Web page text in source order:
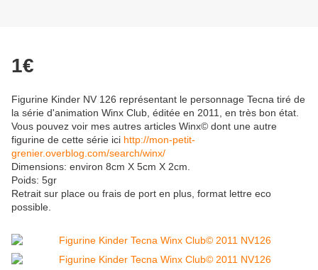
1€
Figurine Kinder NV 126 représentant le personnage Tecna tiré de
la série d'animation Winx Club, éditée en 2011, en très bon état.
Vous pouvez voir mes autres articles Winx© dont une autre
figurine de cette série ici http://mon-petit-
grenier.overblog.com/search/winx/
Dimensions: environ 8cm X 5cm X 2cm.
Poids: 5gr
Retrait sur place ou frais de port en plus, format lettre eco
possible.